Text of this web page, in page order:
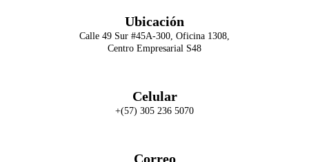
Ubicación
Calle 49 Sur #45A-300, Oficina 1308,
Centro Empresarial S48
Celular
+(57) 305 236 5070
Correo